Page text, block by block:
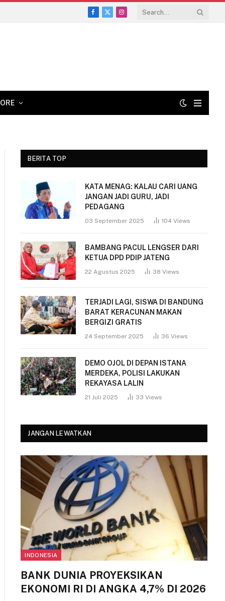
Facebook
X
Instagram
BERITA TOP
KATA MENAG: KALAU CARI UANG
JANGAN JADI GURU, JADI
PEDAGANG
03 September 2025 104Views
BAMBANG PACUL LENGSER DARI
KETUA DPD PDIP JATENG
22 Agustus 2025 38Views
TERJADI LAGI, SISWA DI BANDUNG
BARAT KERACUNAN MAKAN
BERGIZI GRATIS
24 September 2025 36Views
DEMO OJOL DI DEPAN ISTANA
MERDEKA, POLISI LAKUKAN
REKAYASA LALIN
21 Juli 2025 33Views
JANGAN LEWATKAN
INDONESIA
BANK DUNIA PROYEKSIKAN
EKONOMI RI DI ANGKA 4,7% DI 2026